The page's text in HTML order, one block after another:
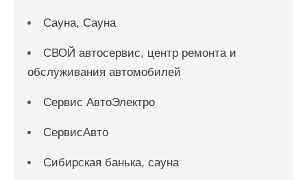
Сауна, Сауна
СВОЙ автосервис, центр ремонта и
обслуживания автомобилей
Сервис АвтоЭлектро
СервисАвто
Сибирская банька, сауна